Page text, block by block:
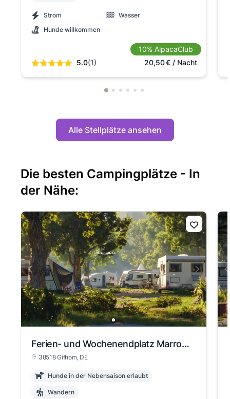
Strom
Wasser
Hunde willkommen
5.0(1)
10% AlpacaClub
20,50€/ Nacht
Alle Stellplätze ansehen
Die besten Campingplätze - In
der Nähe:
Ferien- und Wochenendplatz Marrone am Erikasee
38518 Gifhorn, DE
Hunde in der Nebensaison erlaubt
Wandern